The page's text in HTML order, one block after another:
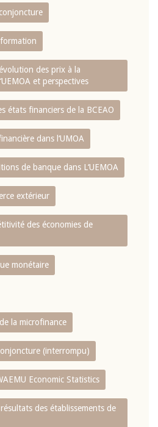
des prix à la
et perspectives
états financiers de la BCEAO
dans l‘UMOA
de banque dans L‘UEMOA
extérieur
des économies de
monétaire
la microfinance
(interrompu)
Economic Statistics
des établissements de